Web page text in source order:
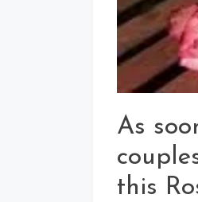
As
this